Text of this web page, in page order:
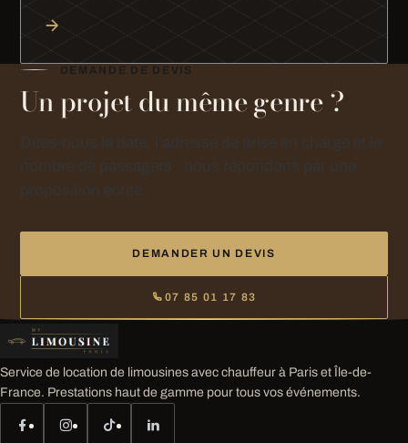
DEMANDE DE DEVIS
Un projet du même genre ?
DEMANDER UN DEVIS
07 85 01 17 83
Service de location de limousines avec chauffeur à Paris et Île-de-
France. Prestations haut de gamme pour tous vos événements.